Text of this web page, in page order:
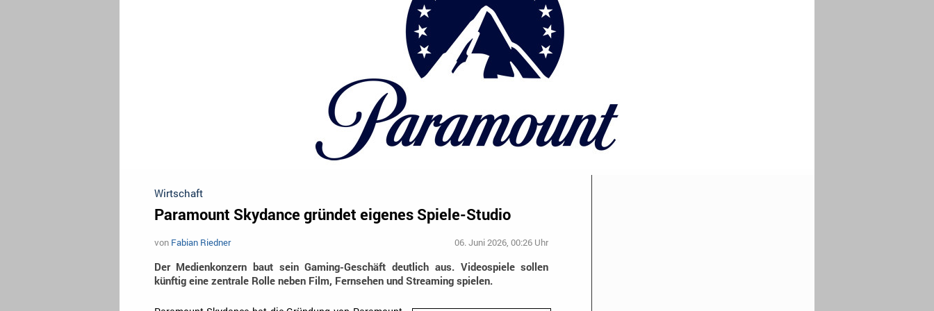
Wirtschaft
Paramount Skydance gründet eigenes Spiele-Studio
von Fabian Riedner 06. Juni 2026, 00:26 Uhr
Der Medienkonzern baut sein Gaming-Geschäft deutlich aus. Videospiele sollen
künftig eine zentrale Rolle neben Film, Fernsehen und Streaming spielen.